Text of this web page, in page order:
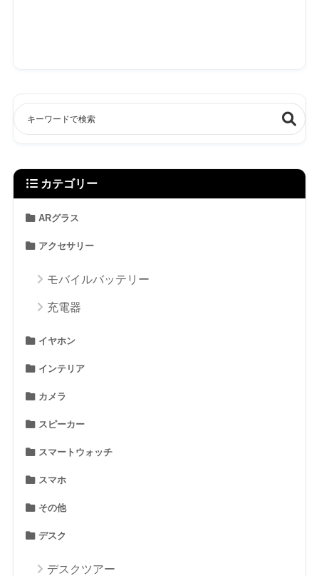
カテゴリー
ARグラス
アクセサリー
モバイルバッテリー
充電器
イヤホン
インテリア
カメラ
スピーカー
スマートウォッチ
スマホ
その他
デスク
デスクツアー